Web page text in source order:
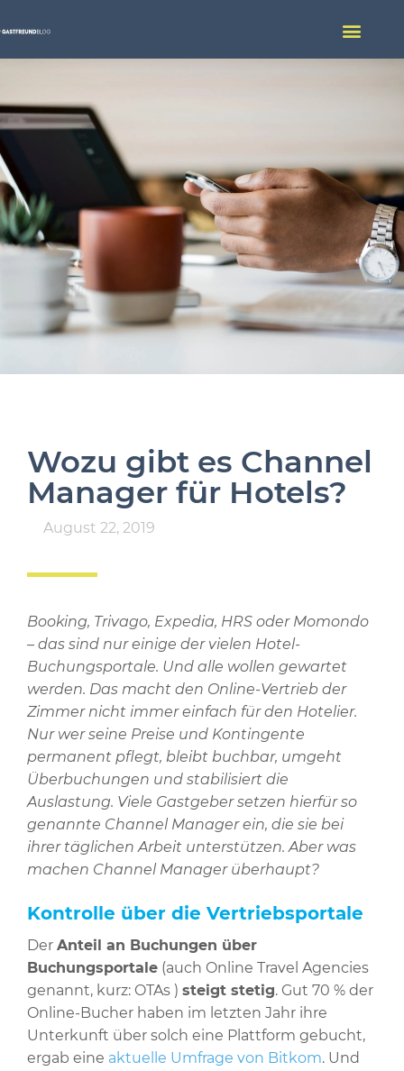
Wozu gibt es Channel
Manager für Hotels?
August 22, 2019
Booking, Trivago, Expedia, HRS oder Momondo
– das sind nur einige der vielen Hotel-
Buchungsportale. Und alle wollen gewartet
werden. Das macht den Online-Vertrieb der
Zimmer nicht immer einfach für den Hotelier.
Nur wer seine Preise und Kontingente
permanent pflegt, bleibt buchbar, umgeht
Überbuchungen und stabilisiert die
Auslastung. Viele Gastgeber setzen hierfür so
genannte Channel Manager ein, die sie bei
ihrer täglichen Arbeit unterstützen. Aber was
machen Channel Manager überhaupt?
Kontrolle über die Vertriebsportale
Der Anteil an Buchungen über
Buchungsportale (auch Online Travel Agencies
genannt, kurz: OTAs ) steigt stetig. Gut 70 % der
Online-Bucher haben im letzten Jahr ihre
Unterkunft über solch eine Plattform gebucht,
ergab eine aktuelle Umfrage von Bitkom. Und